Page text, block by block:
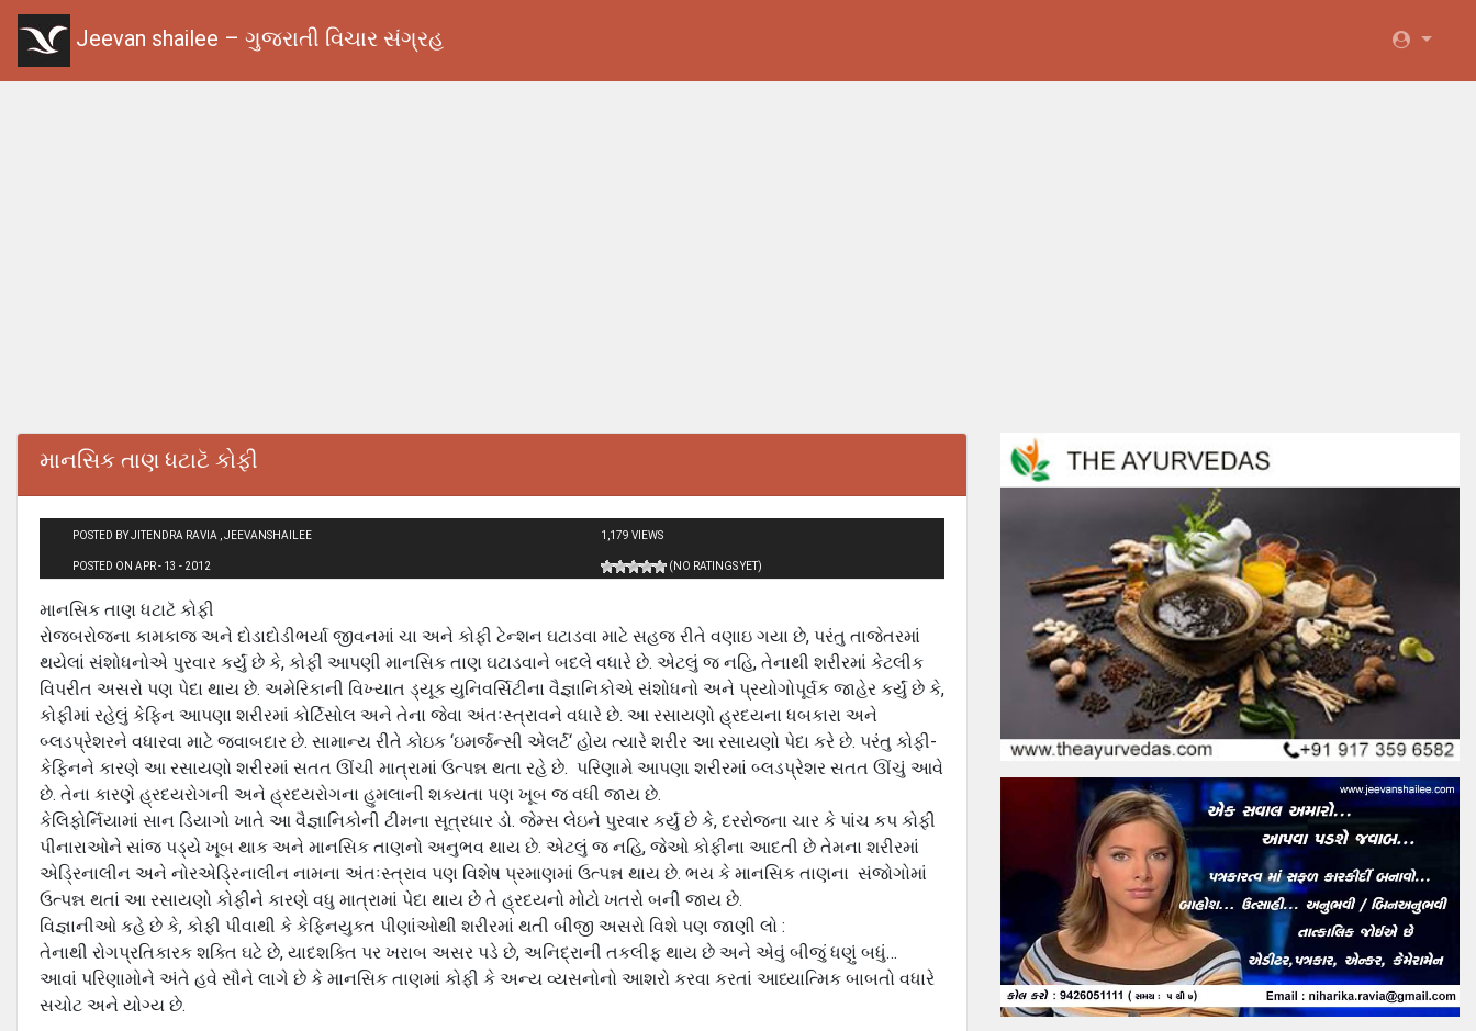
Jeevan shailee – ગુજરાતી વિચાર સંગ્રહ
માનસિક તાણ ધટાટૅ કોફી
POSTED BY JITENDRA RAVIA , JEEVANSHAILEE
POSTED ON APR - 13 - 2012
1,179 VIEWS
(NO RATINGS YET)
માનસિક તાણ ધટાટૅ કોફી
રોજબરોજના કામકાજ અને દોડાદોડીભર્યા જીવનમાં ચા અને કોફી ટેન્શન ઘટાડવા માટે સહજ રીતે વણાઇ ગયા છે, પરંતુ તાજેતરમાં
થયેલાં સંશોધનોએ પુરવાર કર્યું છે કે, કોફી આપણી માનસિક તાણ ઘટાડવાને બદલે વધારે છે. એટલું જ નહિ, તેનાથી શરીરમાં કેટલીક
વિપરીત અસરો પણ પેદા થાય છે. અમેરિકાની વિખ્યાત ડ્યૂક યુનિવર્સિટીના વૈજ્ઞાનિકોએ સંશોધનો અને પ્રયોગોપૂર્વક જાહેર કર્યું છે કે,
કોફીમાં રહેલું કેફિન આપણા શરીરમાં કોર્ટિસોલ અને તેના જેવા અંતઃસ્ત્રાવને વધારે છે. આ રસાયણો હ્રદયના ધબકારા અને
બ્લડપ્રેશરને વધારવા માટે જવાબદાર છે. સામાન્ય રીતે કોઇક ‘ઇમર્જન્સી એલર્ટ‘ હોય ત્યારે શરીર આ રસાયણો પેદા કરે છે. પરંતુ કોફી-
કેફિનને કારણે આ રસાયણો શરીરમાં સતત ઊંચી માત્રામાં ઉત્પન્ન થતા રહે છે. પરિણામે આપણા શરીરમાં બ્લડપ્રેશર સતત ઊંચું આવે
છે. તેના કારણે હ્રદયરોગની અને હ્રદયરોગના હુમલાની શક્યતા પણ ખૂબ જ વધી જાય છે.
કેલિફોર્નિયામાં સાન ડિયાગો ખાતે આ વૈજ્ઞાનિકોની ટીમના સૂત્રધાર ડો. જેમ્સ લેઇને પુરવાર કર્યું છે કે, દરરોજના ચાર કે પાંચ કપ કોફી
પીનારાઓને સાંજ પડ્યે ખૂબ થાક અને માનસિક તાણનો અનુભવ થાય છે. એટલું જ નહિ, જેઓ કોફીના આદતી છે તેમના શરીરમાં
એડ્રિનાલીન અને નોરએડ્રિનાલીન નામના અંતઃસ્ત્રાવ પણ વિશેષ પ્રમાણમાં ઉત્પન્ન થાય છે. ભય કે માનસિક તાણના સંજોગોમાં
ઉત્પન્ન થતાં આ રસાયણો કોફીને કારણે વધુ માત્રામાં પેદા થાય છે તે હ્રદયનો મોટો ખતરો બની જાય છે.
વિજ્ઞાનીઓ કહે છે કે, કોફી પીવાથી કે કેફિનયુક્ત પીણાંઓથી શરીરમાં થતી બીજી અસરો વિશે પણ જાણી લો :
તેનાથી રોગપ્રતિકારક શક્તિ ઘટે છે, યાદશક્તિ પર ખરાબ અસર પડે છે, અનિદ્રાની તકલીફ થાય છે અને એવું બીજું ધણું બધું…
આવાં પરિણામોને અંતે હવે સૌને લાગે છે કે માનસિક તાણમાં કોફી કે અન્ય વ્યસનોનો આશરો કરવા કરતાં આધ્યાત્મિક બાબતો વધારે
સચોટ અને યોગ્ય છે.